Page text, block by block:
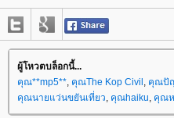
ผู้โหวตบล็อกนี้...
คุณ**mp5**, คุณThe Kop Civil , คุณปั
คุณนายแว่นขยันเที่ยว, คุณhaiku, คุณ